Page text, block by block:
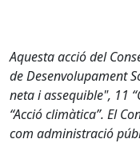
Aquesta acció del
de Desenvolupament
neta i assequible", 11
“Acció climàtica”. El
com administració